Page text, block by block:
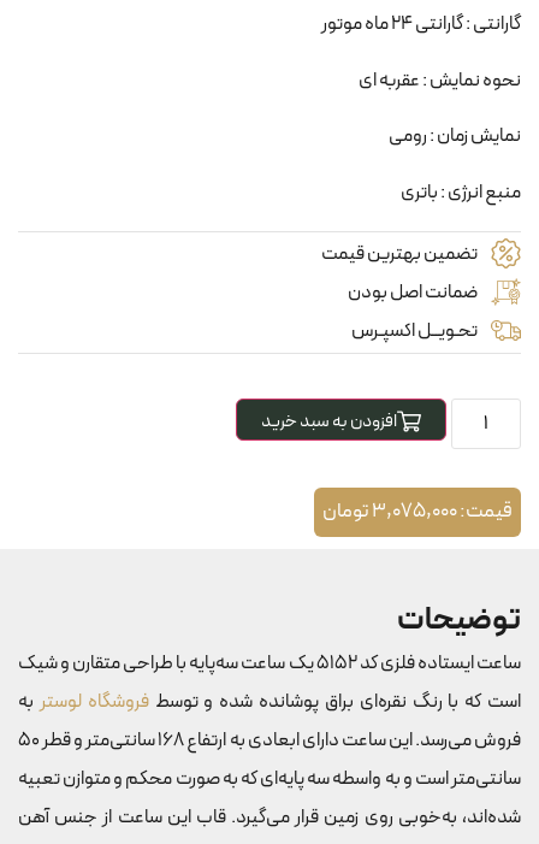
گارانتی : گارانتی 24 ماه موتور
نحوه نمایش : عقربه ای
نمایش زمان : رومی
منبع انرژی : باتری
تضمین بهترین قیمت
ضمانت اصل بودن
تحـویــل اکسپـرس
افزودن به سبد خرید
قیمت:3,075,000تومان
توضیحات
ساعت ایستاده فلزی کد 5152 یک ساعت سه‌پایه با طراحی متقارن و شیک
است که با رنگ نقره‌ای براق پوشانده شده و توسطفروشگاه لوستربه
فروش می‌رسد. این ساعت دارای ابعادی به ارتفاع 168 سانتی‌متر و قطر 50
سانتی‌متر است و به واسطه سه پایه‌ای که به صورت محکم و متوازن تعبیه
شده‌اند، به‌خوبی روی زمین قرار می‌گیرد. قاب این ساعت از جنس آهن